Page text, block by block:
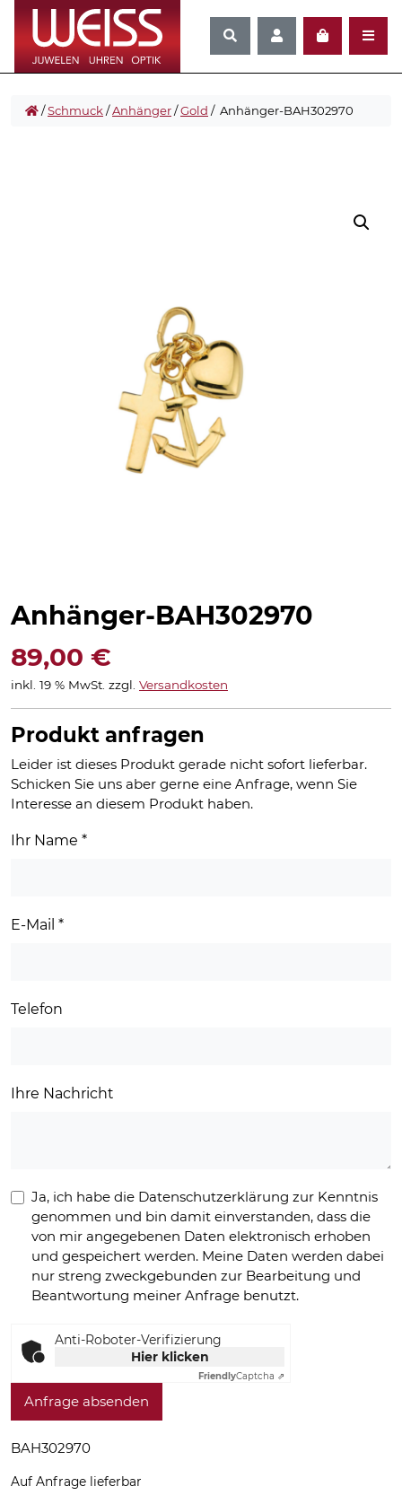
/Schmuck/Anhänger/Gold / Anhänger-BAH302970
Anhänger-BAH302970
89,00 €
inkl. 19 % MwSt. zzgl. Versandkosten
Produkt anfragen
Leider ist dieses Produkt gerade nicht sofort lieferbar.
Schicken Sie uns aber gerne eine Anfrage, wenn Sie
Interesse an diesem Produkt haben.
Ihr Name *
E-Mail *
Telefon
Ihre Nachricht
Ja, ich habe die Datenschutzerklärung zur Kenntnis
genommen und bin damit einverstanden, dass die
von mir angegebenen Daten elektronisch erhoben
und gespeichert werden. Meine Daten werden dabei
nur streng zweckgebunden zur Bearbeitung und
Beantwortung meiner Anfrage benutzt.
Anti-Roboter-Verifizierung
Hier klicken
FriendlyCaptcha ⇗
Anfrage absenden
BAH302970
Auf Anfrage lieferbar